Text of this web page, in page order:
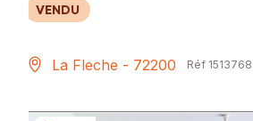
VENDU
La Fleche - 72200 Réf 1513768